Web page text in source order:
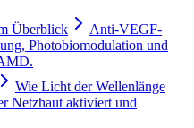
Überblick
Anti-VEGF-
Photobiomodulation und
Wie Licht der Wellenlänge
Netzhaut aktiviert und